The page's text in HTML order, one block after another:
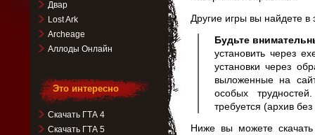
Другие игры вы найдете
Будьте
установить через
установки через
выложенные на
особых
требуется (архив
Ниже вы можете
Двар
Lost Ark
Archeage
Аллоды Онлайн
Это интересно
Скачать ГТА 4
Скачать ГТА 5